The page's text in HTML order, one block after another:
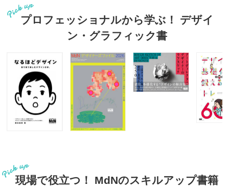
プロフェッショナルから学ぶ！ デザイ
ン・グラフィック書
現場で役立つ！ MdNのスキルアップ書籍